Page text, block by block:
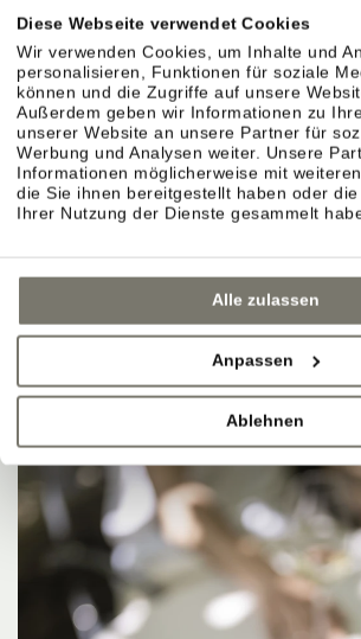
Diese Webseite verwendet Cookies
Wir verwenden Cookies, um Inhalte und
personalisieren, Funktionen für soziale
können und die Zugriffe auf unsere
Außerdem geben wir Informationen zu
unserer Website an unsere Partner für
Werbung und Analysen weiter. Unsere
Informationen möglicherweise mit
die Sie ihnen bereitgestellt haben oder
Ihrer Nutzung der Dienste gesammelt
Alle zulassen
Anpassen
Ablehnen